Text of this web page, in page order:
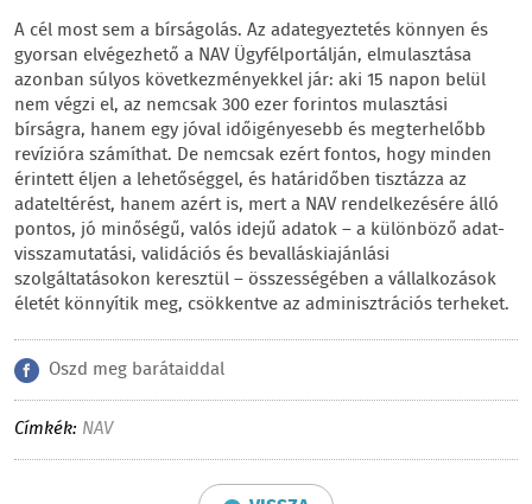
A cél most sem a bírságolás. Az adategyeztetés könnyen és
gyorsan elvégezhető a NAV Ügyfélportálján, elmulasztása
azonban súlyos következményekkel jár: aki 15 napon belül
nem végzi el, az nemcsak 300 ezer forintos mulasztási
bírságra, hanem egy jóval időigényesebb és megterhelőbb
revízióra számíthat. De nemcsak ezért fontos, hogy minden
érintett éljen a lehetőséggel, és határidőben tisztázza az
adateltérést, hanem azért is, mert a NAV rendelkezésére álló
pontos, jó minőségű, valós idejű adatok – a különböző adat-
visszamutatási, validációs és bevalláskiajánlási
szolgáltatásokon keresztül – összességében a vállalkozások
életét könnyítik meg, csökkentve az adminisztrációs terheket.
Oszd meg barátaiddal
Címkék: NAV